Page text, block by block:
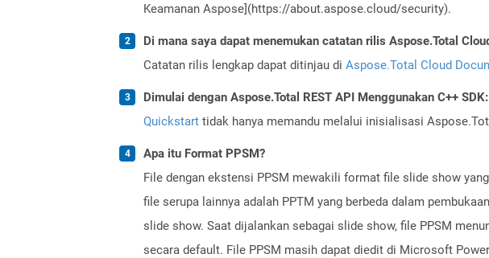
Keamanan Aspose](https://about.aspose.cloud/security).
Di mana saya dapat menemukan catatan rilis Aspose.Total
Catatan rilis lengkap dapat ditinjau di Aspose.Total Cloud
Dimulai dengan Aspose.Total REST API Menggunakan C++
Quickstart tidak hanya memandu melalui inisialisasi
Apa itu Format PPSM?
File dengan ekstensi PPSM mewakili format file slide show
file serupa lainnya adalah PPTM yang berbeda dalam
slide show. Saat dijalankan sebagai slide show, file PPSM
secara default. File PPSM masih dapat diedit di Microsoft